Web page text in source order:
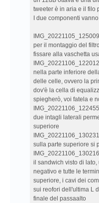
tweeter è in aria e il filo
I due componenti
per il montaggio del
fissare alla vaschetta
nella parte inferiore
delle celle, ovvero la
dov'è la cella di
spiegherò, voi fatela e
due intagli laterali
superiore
sulla parte superiore si
il sandwich visto di
negativo e tutte le
superiore, i cavi dei
sui reofori dell'ultima L
finale del passaalto